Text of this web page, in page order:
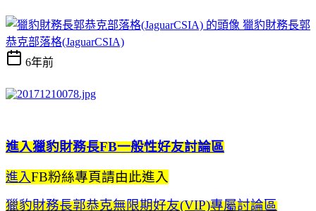
獵豹財務長郭
恭克部落格(JaguarCSIA)
6年前
進入獵豹財務長FB一般性好友討論區
進入FB粉絲專頁請由此進入
獵豹財務長郭恭克無限期好友(VIP)專屬討論區